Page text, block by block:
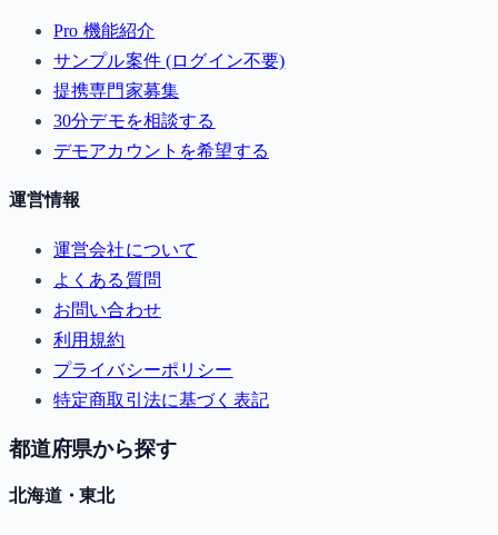
Pro 機能紹介
サンプル案件 (ログイン不要)
提携専門家募集
30分デモを相談する
デモアカウントを希望する
運営情報
運営会社について
よくある質問
お問い合わせ
利用規約
プライバシーポリシー
特定商取引法に基づく表記
都道府県から探す
北海道・東北